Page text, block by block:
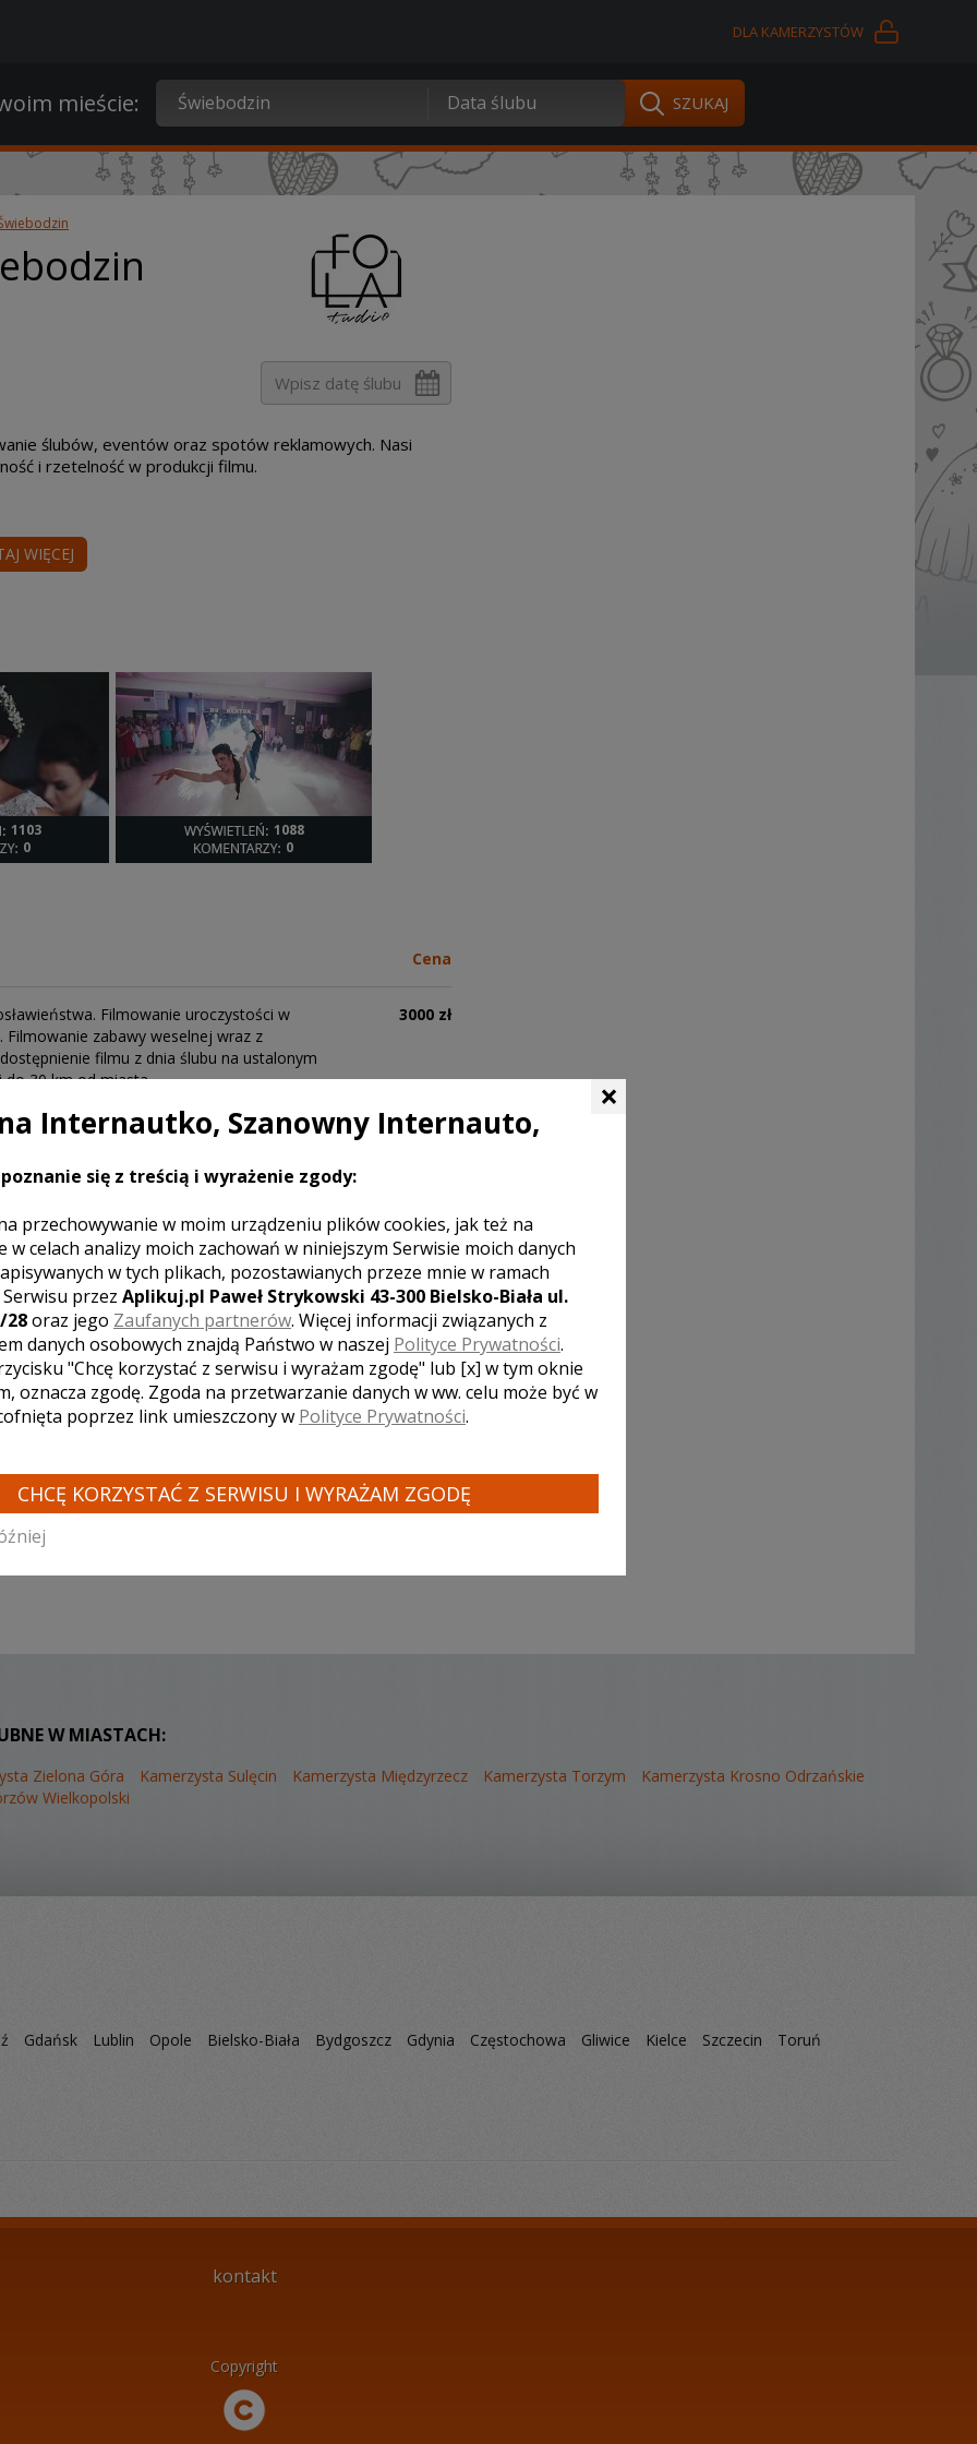
DLA KAMERZYSTÓW
mieście:
ślubów, eventów oraz spotów reklamowych. Nasi
i rzetelność w produkcji filmu.
WIĘCEJ
1103
0
1088
0
Cena
Filmowanie uroczystości w
Filmowanie zabawy weselnej wraz z
filmu z dnia ślubu na ustalonym
do 30 km od miasta.
3000 zł
Dron. 12h pracy kamerzysty. 3000 zł
W MIASTACH:
Zielona Góra Kamerzysta Sulęcin Kamerzysta Międzyrzecz Kamerzysta Torzym
Kamerzysta Krosno Odrzańskie
Wielkopolski
Gdańsk Lublin Opole Bielsko-Biała Bydgoszcz Gdynia Częstochowa Gliwice Kielce Szczecin
Toruń
kontakt
Copyright
×
Internautko, Szanowny Internauto,
się z treścią i wyrażenie zgody:
przechowywanie w moim urządzeniu plików cookies, jak też na
w celach analizy moich zachowań w niniejszym Serwisie moich danych
w tych plikach, pozostawianych przeze mnie w ramach
przez Aplikuj.pl Paweł Strykowski 43-300 Bielsko-Biała ul.
28oraz jego Zaufanych partnerów. Więcej informacji związanych z
danych osobowych znajdą Państwo w naszej Polityce Prywatności.
"Chcę korzystać z serwisu i wyrażam zgodę" lub [x] w tym oknie
oznacza zgodę. Zgoda na przetwarzanie danych w ww. celu może być w
poprzez link umieszczony w Polityce Prywatności.
CHCĘ KORZYSTAĆ Z SERWISU I WYRAŻAM ZGODĘ